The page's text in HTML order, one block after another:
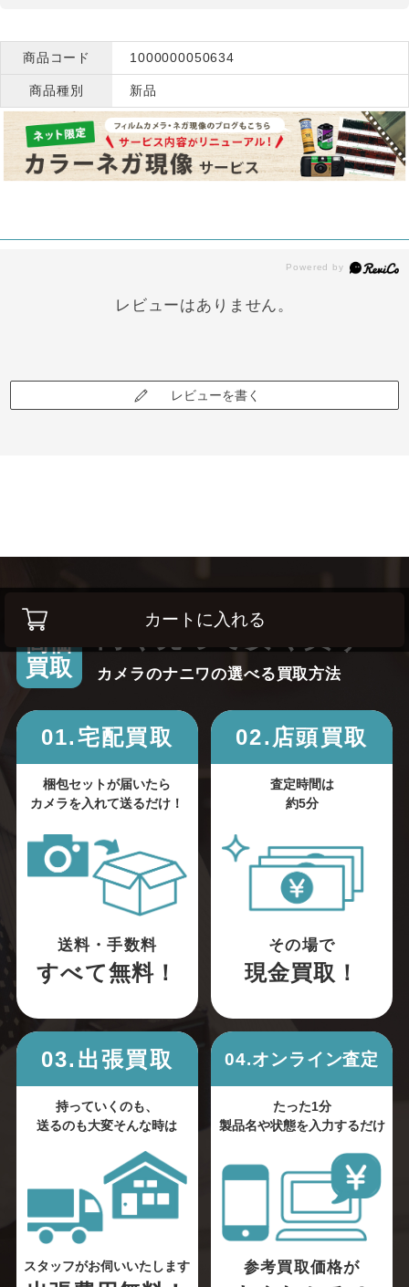
カートに入れる
商品コード 1000000050634
商品種別 新品
レビューはありません。
レビューを書く
高価
買取
高く売って安く買う！
カメラのナニワの選べる買取方法
01.宅配買取
梱包セットが届いたら
カメラを入れて送るだけ！
送料・手数料
すべて無料！
02.店頭買取
査定時間は
約5分
その場で
現金買取！
03.出張買取
持っていくのも、
送るのも大変そんな時は
スタッフがお伺いいたします
04.オンライン査定
たった1分
製品名や状態を入力するだけ
参考買取価格が